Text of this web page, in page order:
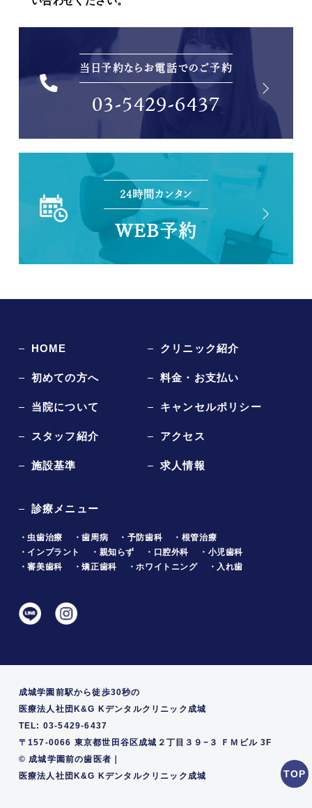
当日予約ならお電話でのご予約
03-5429-6437
24時間カンタン
WEB予約
HOME
初めての方へ
当院について
スタッフ紹介
施設基準
クリニック紹介
料金・お支払い
キャンセルポリシー
アクセス
求人情報
診療メニュー
・虫歯治療 ・歯周病 ・予防歯科
・根管治療
・インプラント
・親知らず ・口腔外科
・小児歯科
・審美歯科
・矯正歯科 ・ホワイトニング ・入れ歯
成城学園前駅から徒歩30秒の
医療法人社団K&G Kデンタルクリニック成城
TEL: 03-5429-6437
〒157-0066 東京都世田谷区成城２丁目３９−３ ＦＭビル 3F
© 成城学園前の歯医者｜
医療法人社団K&G Kデンタルクリニック成城